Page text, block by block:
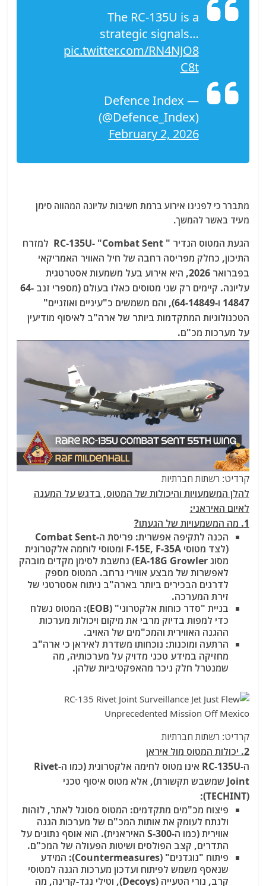
The RC-135U is a
strategic signals…
pic.twitter.com/RN4NJO8
C8t
— Defence Index
(@Defence_Index)
February 2, 2026
מתברר כי לפנינו אירוע ברמת חשיבות עליונה המהווה סימן
מעיד באשר להמשך.
הגעת המטוס הנדיר " RC-135U- "Combat Sent למזרח
התיכון, כחלק מפריסה רחבה של חיל האוויר האמריקאי
בפברואר 2026, היא אירוע בעל משמעות אסטרטגית
עליונה. קיימים רק שני מטוסים כאלו בעולם (מספרי זנב 64-
14847 ו-64-14849), והם משמשים כ"עיניים ואוזניים"
הטכנולוגיות המתקדמות ביותר של ארה"ב לאיסוף מודיעין
על מערכות מכ"ם.
קרדיט: רשתות חברתיות
להלן המשמעויות והיכולות של המטוס, בדגש על המענה
לאיום האיראני:
1. מה המשמעויות של הגעתו?
הכנה לתקיפה אפשרית: פריסת ה-Combat Sent
(לצד מטוסי F-15E, F-35A ומטוסי לוחמה אלקטרונית
מסוג EA-18G Growler) נחשבת לסימן מקדים מובהק
לאפשרות של מבצע אווירי נרחב. המטוס מספק
לדרגים הבכירים ביותר בארה"ב ניתוח אסטרטגי של
זירת המערכה.
בניית "סדר כוחות אלקטרוני" (EOB): המטוס נשלח
כדי למפות בדיוק מרבי את מיקום ויכולות מערכות
ההגנה האווירית והמכ"מים של האויב.
הרתעה ומוכנות: נוכחותו משדרת לאיראן כי ארה"ב
מחזיקה במידע טכני מדויק על מערכותיה, מה
שמנטרל חלק ניכר מהאפקטיביות שלהן.
קרדיט: רשתות חברתיות
2. יכולות המטוס מול איראן
ה-RC-135U אינו מטוס לחימה אלקטרונית (כמו ה-Rivet
Joint שמשבש תקשורת), אלא מטוס איסוף טכני
(TECHINT):
פיצוח מכ"מים מתקדמים: המטוס מסוגל לאתר, לזהות
ולנתח לעומק את אותות המכ"ם של מערכות הגנה
אווירית (כמו ה-S-300 האיראנית). הוא אוסף נתונים על
התדרים, קצב הפולסים ושיטות הפעולה של המכ"ם.
פיתוח "נוגדנים" (Countermeasures): המידע
שנאסף משמש לפיתוח ועדכון מערכות הגנה למטוסי
קרב, נורי הטעייה (Decoys), וטילי נגד-קרינה, מה